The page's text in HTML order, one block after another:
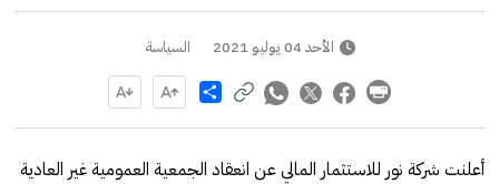
الأحد 04 يوليو 2021 السياسة
Share
أعلنت شركة نور للاستثمار المالي عن انعقاد الجمعية العمومية غير العادية